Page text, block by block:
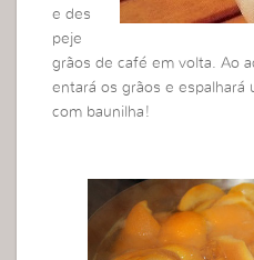
e des
peje
grãos de café em volta. Ao
entará os grãos e espalhará
com baunilha!